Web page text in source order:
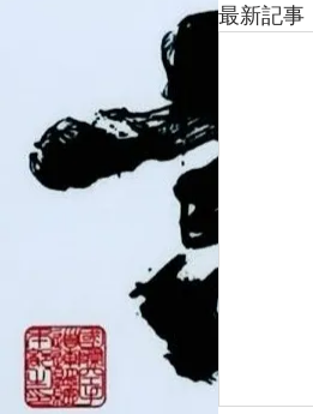
最新記事